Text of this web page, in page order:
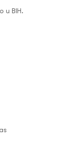
u BIH.